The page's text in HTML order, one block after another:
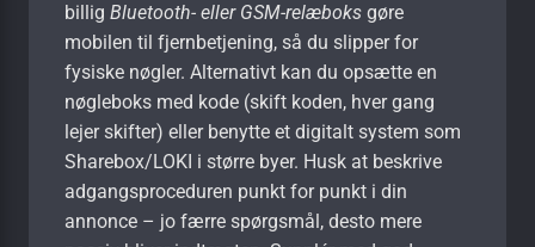
billig Bluetooth- eller GSM-relæboks gøre
mobilen til fjernbetjening, så du slipper for
fysiske nøgler. Alternativt kan du opsætte en
nøgleboks med kode (skift koden, hver gang
lejer skifter) eller benytte et digitalt system som
Sharebox/LOKI i større byer. Husk at beskrive
adgangsproceduren punkt for punkt i din
annonce – jo færre spørgsmål, desto mere